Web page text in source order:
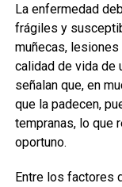
La enfermedad
frágiles y
muñecas,
calidad de vida de
señalan que, en
que la padecen,
tempranas, lo que
oportuno.
Entre los factores